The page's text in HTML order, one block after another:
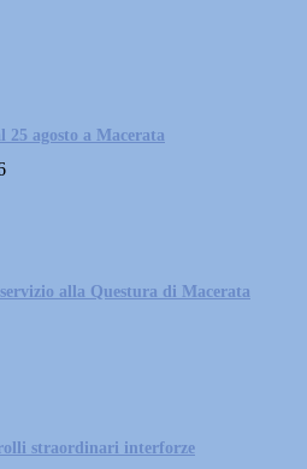
25 agosto a Macerata
alla Questura di Macerata
straordinari interforze